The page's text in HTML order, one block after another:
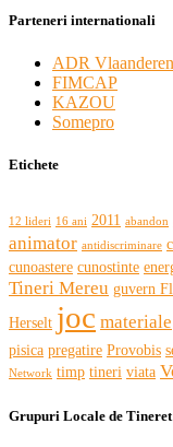
Parteneri internationali
ADR Vlaanderen
FIMCAP
KAZOU
Somepro
Etichete
12 lideri 16 ani 2011 abandon
animator antidiscriminare
cunoastere cunostinte
Tineri Mereu guvern
Herselt joc materiale
pisica pregatire Provobis
Network timp tineri viata
Grupuri Locale de Tineret